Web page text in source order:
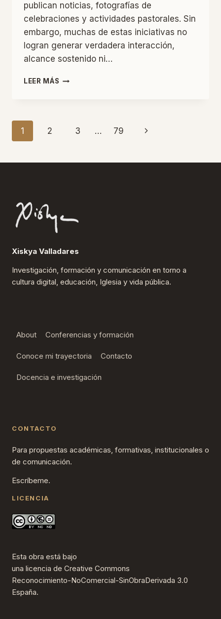
publican noticias, fotografías de
celebraciones y actividades pastorales. Sin
embargo, muchas de estas iniciativas no
logran generar verdadera interacción,
alcance sostenido ni…
LEER MÁS POR
Navegación
de
1 2 3 … 79
Siguiente
Xiskya Valladares
Investigación, formación y comunicación en torno a
cultura digital, educación, Iglesia y vida pública.
About Conferencias y formación
Conoce mi trayectoria Contacto
Docencia e investigación
CONTACTO
Para propuestas académicas, formativas, institucionales o
de comunicación.
Escríbeme.
LICENCIA
Esta obra está bajo
una licencia de Creative Commons
Reconocimiento-NoComercial-SinObraDerivada 3.0
España.